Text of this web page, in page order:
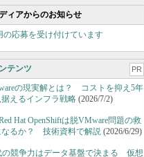
ィアからのお知らせ
の応募を受け付けています
テンツ PR
の現実解とは？ コストを抑え5年
据えるインフラ戦略 (2026/7/2)
Hat OpenShiftは脱VMware問題の救
なるか？ 技術資料で解説 (2026/6/29)
の競争力はデータ基盤で決まる 仮想